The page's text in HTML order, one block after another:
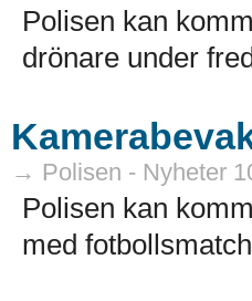
Polisen kan
drönare under
→ Polisen - Nyheter
Polisen kan
med